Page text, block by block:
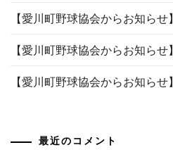
【愛川町野球協会からお知らせ】
【愛川町野球協会からお知らせ】
【愛川町野球協会からお知らせ】
最近のコメント